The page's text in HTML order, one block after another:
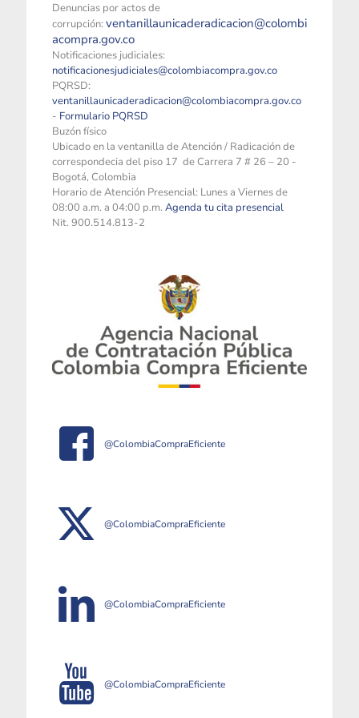
Denuncias por actos de
corrupción: ventanillaunicaderadicacion@colombi
acompra.gov.co
Notificaciones judiciales:
notificacionesjudiciales@colombiacompra.gov.co
PQRSD:
ventanillaunicaderadicacion@colombiacompra.gov.co
- Formulario PQRSD
Buzón físico
Ubicado en la ventanilla de Atención / Radicación de
correspondecia del piso 17 de Carrera 7 # 26 – 20 -
Bogotá, Colombia
Horario de Atención Presencial: Lunes a Viernes de
08:00 a.m. a 04:00 p.m. Agenda tu cita presencial
Nit. 900.514.813-2
@ColombiaCompraEficiente
@ColombiaCompraEficiente
@ColombiaCompraEficiente
@ColombiaCompraEficiente